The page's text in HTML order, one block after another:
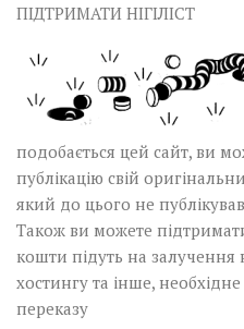
ПІДТРИМАТИ НІГІЛІСТ
подобається цей сайт, ви
публікацію свій
який до цього не
Також ви можете
кошти підуть на залучення
хостингу та інше, необхідне
переказу